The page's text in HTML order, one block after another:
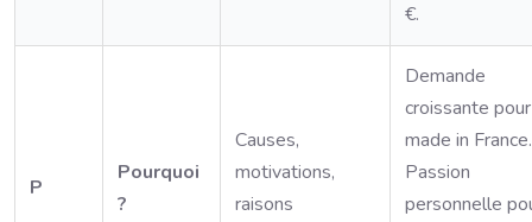
€.
P
Pourquoi
?
Causes,
motivations,
raisons
Demande
croissante
made in France.
Passion
personnelle